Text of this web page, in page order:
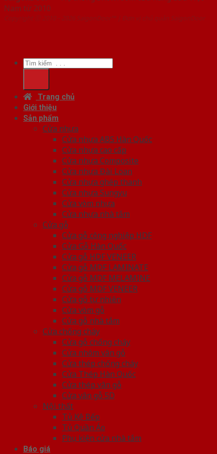
Nam từ 2010
Copyright ⓒ 2010 – 2026 SaigonDoor™ | Đơn vị chủ quản SaigonDoor
Tìm
kiếm:
Trang chủ
Giới thiệu
Sản phẩm
Cửa nhựa
Cửa nhựa ABS Hàn Quốc
Cửa nhựa cao cấp
Cửa nhựa Composite
Cửa nhựa Đài Loan
Cửa nhựa ghép thanh
Cửa nhựa Sungyu
Cửa vòm nhựa
Cửa nhựa nhà tắm
Cửa gỗ
Cửa gỗ công nghiệp HDF
Cửa Gỗ Hàn Quốc
Cửa gỗ HDF VENEER
Cửa gỗ MDF LAMINATE
Cửa gỗ MDF MELAMINE
Cửa gỗ MDF VENEER
Cửa gỗ tự nhiên
Cửa vòm gỗ
Cửa gỗ nhà tắm
Cửa chống cháy
Cửa gỗ chống cháy
Cửa nhôm vân gỗ
Cửa thép chống cháy
Cửa Thép Hàn Quốc
Cửa thép vân gỗ
Cửa vân gỗ 5D
Nội thất
Tủ Kệ Bếp
Tủ Quần Áo
Phụ kiện cửa nhà tắm
Báo giá